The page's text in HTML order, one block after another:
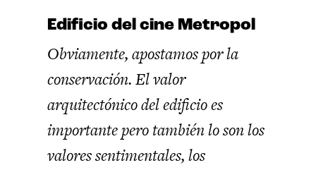
Edificio del cine Metropol
Obviamente, apostamos por la
conservación. El valor
arquitectónico del edificio es
importante pero también lo son los
valores sentimentales, los